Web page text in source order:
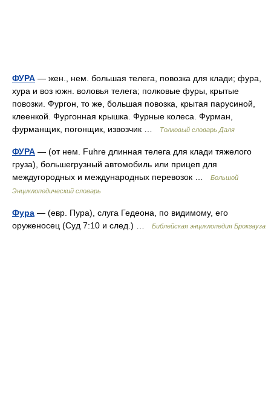
ФУРА — жен., нем. большая телега, повозка для клади; фура,
хура и воз южн. воловья телега; полковые фуры, крытые
повозки. Фургон, то же, большая повозка, крытая парусиной,
клеенкой. Фургонная крышка. Фурные колеса. Фурман,
фурманщик, погонщик, извозчик …
Толковый словарь Даля
ФУРА — (от нем. Fuhre длинная телега для клади тяжелого
груза), большегрузный автомобиль или прицеп для
междугородных и международных перевозок …
Большой
Энциклопедический словарь
Фура — (евр. Пура), слуга Гедеона, по видимому, его
оруженосец (Суд 7:10 и след.) …
Библейская энциклопедия Брокгауза